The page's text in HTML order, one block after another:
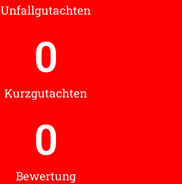
Unfallgutachten
Kurzgutachten
0
Bewertung
0